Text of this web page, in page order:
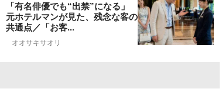
「有名俳優でも“出禁”になる」
元ホテルマンが見た、残念な客の
共通点／「お客...
オオサキサオリ